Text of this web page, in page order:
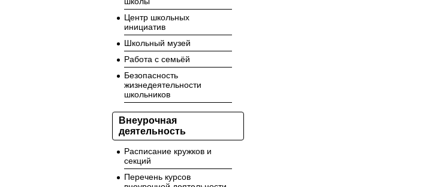
Центр школьных
инициатив
Школьный музей
Работа с семьёй
Безопасность
жизнедеятельности
школьников
Внеурочная
деятельность
Расписание кружков и
секций
Перечень курсов